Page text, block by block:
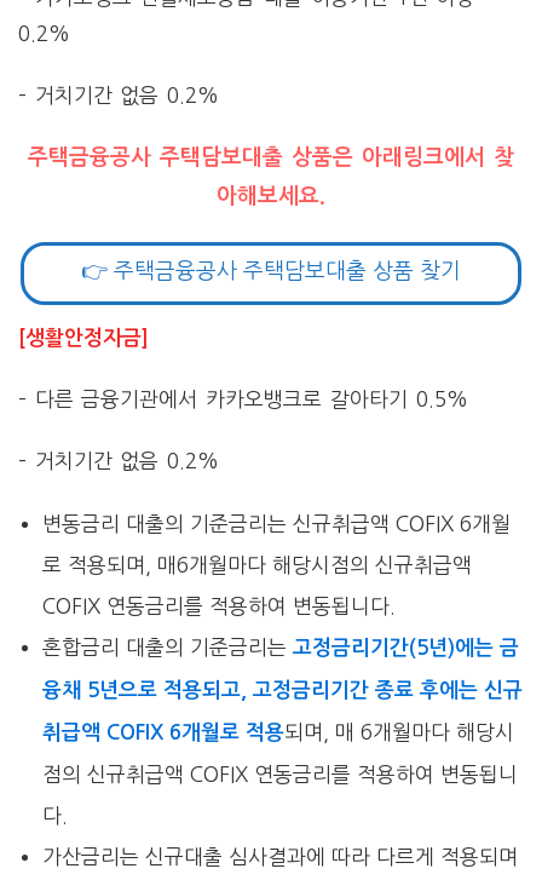
0.2%
– 거치기간 없음 0.2%
주택금융공사 주택담보대출 상품은 아래링크에서 찾
아해보세요.
👉 주택금융공사 주택담보대출 상품 찾기
[생활안정자금]
– 다른 금융기관에서 카카오뱅크로 갈아타기 0.5%
– 거치기간 없음 0.2%
변동금리 대출의 기준금리는 신규취급액 COFIX 6개월
로 적용되며, 매6개월마다 해당시점의 신규취급액
COFIX 연동금리를 적용하여 변동됩니다.
혼합금리 대출의 기준금리는고정금리기간(5년)에는 금
융채 5년으로 적용되고, 고정금리기간 종료 후에는 신규
취급액 COFIX 6개월로 적용되며, 매 6개월마다 해당시
점의 신규취급액 COFIX 연동금리를 적용하여 변동됩니
다.
가산금리는 신규대출 심사결과에 따라 다르게 적용되며